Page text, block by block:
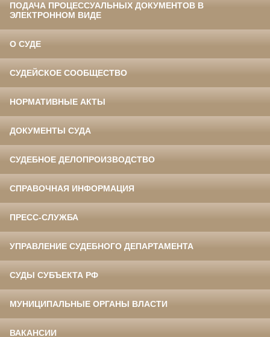
ПОДАЧА ПРОЦЕССУАЛЬНЫХ ДОКУМЕНТОВ В
ЭЛЕКТРОННОМ ВИДЕ
О СУДЕ
СУДЕЙСКОЕ СООБЩЕСТВО
НОРМАТИВНЫЕ АКТЫ
ДОКУМЕНТЫ СУДА
СУДЕБНОЕ ДЕЛОПРОИЗВОДСТВО
СПРАВОЧНАЯ ИНФОРМАЦИЯ
ПРЕСС-СЛУЖБА
УПРАВЛЕНИЕ СУДЕБНОГО ДЕПАРТАМЕНТА
СУДЫ СУБЪЕКТА РФ
МУНИЦИПАЛЬНЫЕ ОРГАНЫ ВЛАСТИ
ВАКАНСИИ